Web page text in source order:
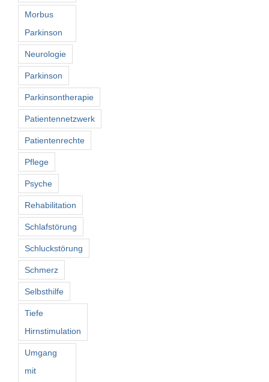
Morbus
Parkinson
Neurologie
Parkinson
Parkinsontherapie
Patientennetzwerk
Patientenrechte
Pflege
Psyche
Rehabilitation
Schlafstörung
Schluckstörung
Schmerz
Selbsthilfe
Tiefe
Hirnstimulation
Umgang
mit